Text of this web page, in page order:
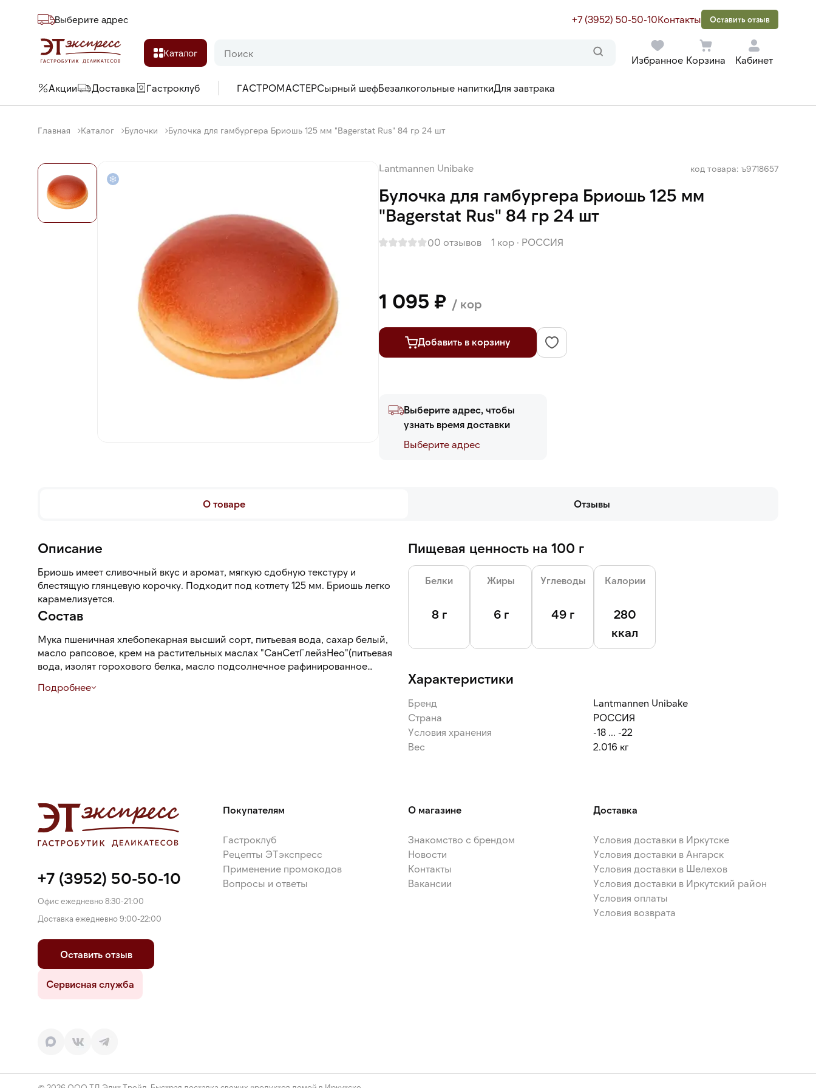
Выберите адреc +7 (3952) 50-50-10Контакты Оставить отзыв
Каталог
Избранное Корзина Кабинет
Акции Доставка Гастроклуб ГАСТРОМАСТЕРСырный шефБезалкогольные напиткиДля завтрака
Главная Каталог Булочки Булочка для гамбургера Бриошь 125 мм "Bagerstat Rus" 84 гр 24 шт
Lantmannen Unibake код товара: ъ9718657
Булочка для гамбургера Бриошь 125 мм
"Bagerstat Rus" 84 гр 24 шт
00 отзывов 1 кор · РОССИЯ
1 095 ₽ / кор
Добавить в корзину
Выберите адрес, чтобы
узнать время доставки
Выберите адреc
О товаре Отзывы
Описание
Бриошь имеет сливочный вкус и аромат, мягкую сдобную текстуру и
блестящую глянцевую корочку. Подходит под котлету 125 мм. Бриошь легко
карамелизуется.
Состав
Мука пшеничная хлебопекарная высший сорт, питьевая вода, сахар белый,
масло рапсовое, крем на растительных маслах "СанСетГлейзНео"(питьевая
вода, изолят горохового белка, масло подсолнечное рафинированное
поваренная пищевая, дрожжи хлебопекарные сухие инстантные, глютен
Подробнее
Пищевая ценность на 100 г
Белки
8 г
Жиры
6 г
Углеводы
49 г
Калории
280
ккал
Характеристики
Бренд
Lantmannen Unibake
Страна
РОССИЯ
Условия хранения
-18 ... -22
Вес
2.016 кг
+7 (3952) 50-50-10
Офис ежедневно 8:30-21:00
Доставка ежедневно 9:00-22:00
Оставить отзыв
Сервисная служба
Покупателям
Гастроклуб
Рецепты ЭТэкспресс
Применение промокодов
Вопросы и ответы
О магазине
Знакомство с брендом
Новости
Контакты
Вакансии
Доставка
Условия доставки в Иркутске
Условия доставки в Ангарск
Условия доставки в Шелехов
Условия доставки в Иркутский район
Условия оплаты
Условия возврата